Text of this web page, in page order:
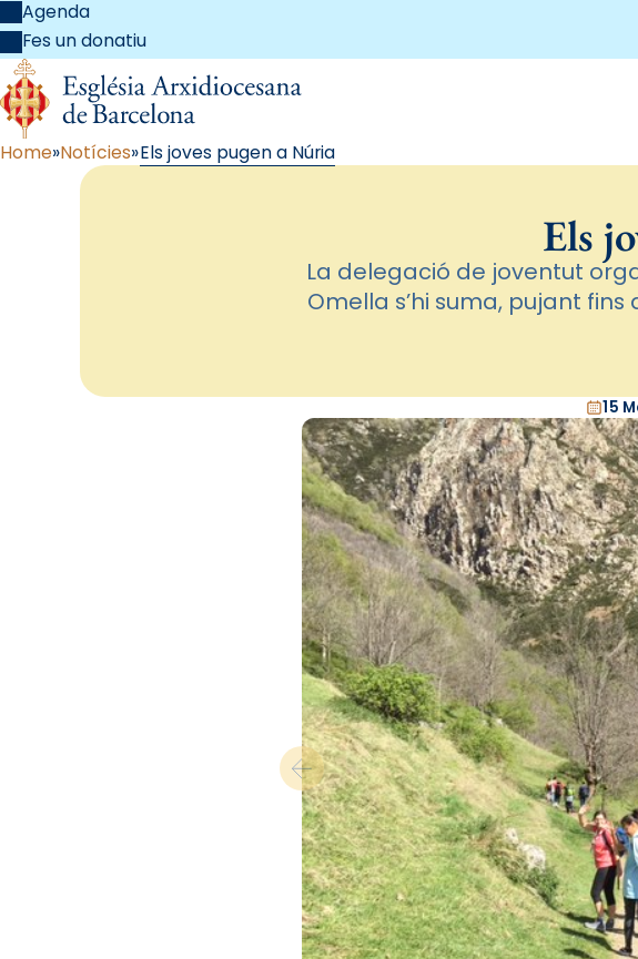
Agenda
Fes un donatiu
Home Notícies Els joves pugen a Núria
Els
La delegació de joventut
Omella s’hi suma, pujant
15